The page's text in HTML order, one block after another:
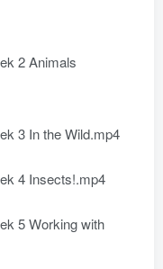
2 Animals
3 In the Wild.mp4
4 Insects!.mp4
5 Working with